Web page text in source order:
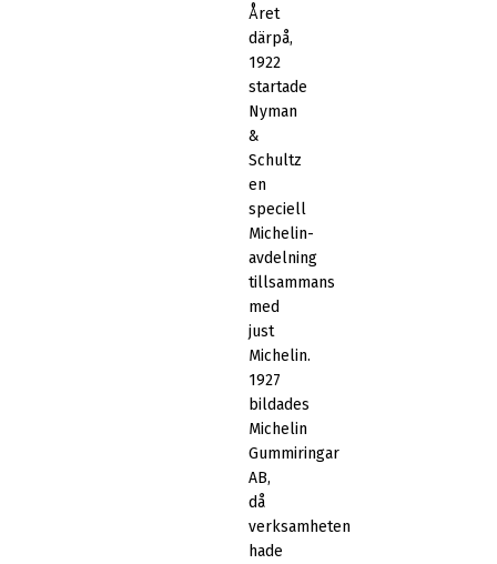
Året
därpå,
1922
startade
Nyman
&
Schultz
en
speciell
Michelin-
avdelning
tillsammans
med
just
Michelin.
1927
bildades
Michelin
Gummiringar
AB,
då
verksamheten
hade